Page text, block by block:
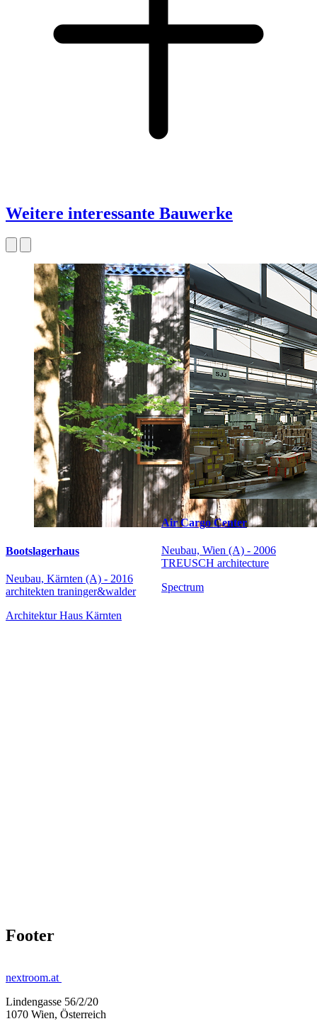
Weitere interessante Bauwerke
Bootslagerhaus
Neubau, Kärnten (A) - 2016
architekten traninger&walder
Architektur Haus Kärnten
Air Cargo Center
Neubau, Wien (A) - 2006
TREUSCH architecture
Spectrum
Footer
nextroom.at
Lindengasse 56/2/20
1070 Wien, Österreich